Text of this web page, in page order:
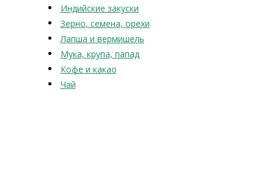
Индийские закуски
Зерно, семена, орехи
Лапша и вермишель
Мука, крупа, папад
Кофе и какао
Чай